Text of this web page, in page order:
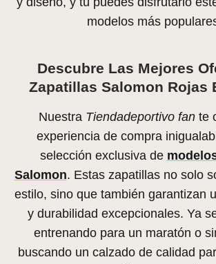
modelos más
Descubre Las Mejores
Zapatillas Salomon Rojas
Nuestra Tiendadeportivo fante
experiencia de compra
selección exclusiva de
Salomon. Estas zapatillas no solo
estilo, sino que también garantizan
y durabilidad excepcionales. Ya
entrenando para un maratón o
buscando un calzado de calidad